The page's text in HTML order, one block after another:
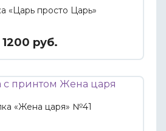
«Царь просто Царь»
1200 руб.
«Жена царя» №41